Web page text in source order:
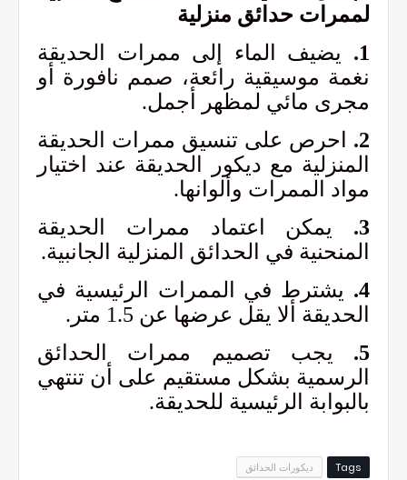
لممرات حدائق منزلية
1.
يضيف الماء إلى ممرات الحديقة
نغمة موسيقية رائعة، صمم نافورة أو
مجرى مائي لمظهر أجمل.
2.
احرص على تنسيق ممرات الحديقة
المنزلية مع ديكور الحديقة عند اختيار
مواد الممرات وألوانها.
3.
يمكن اعتماد ممرات الحديقة
المنحنية في الحدائق المنزلية الجانبية.
4.
يشترط في الممرات الرئيسية في
الحديقة ألا يقل عرضها عن 1.5 متر.
5.
يجب تصميم ممرات الحدائق
الرسمية بشكل مستقيم على أن تنتهي
بالبوابة الرئيسية للحديقة.
Tags ديكورات الحدائق